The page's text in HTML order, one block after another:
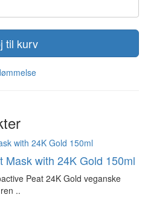
til kurv
Mask with 24K Gold 150ml
Peat 24K Gold veganske
..